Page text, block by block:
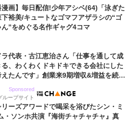
漫画】毎日配信!少年アシベ(64)「泳ぎた
下裕美/キュートなゴマフアザラシの“ゴ
ん”をめぐる名作ギャグ4コマ
ラ代表・古江恵治さん「仕事を通して成
、わくわくドキドキできる会社にした
えたんです」創業来9期増収&増益を続け
Sponsored
ループサイト
ーズアワードで喝采を浴びたシン・ミ
・ソンホ共演『海街チャチャチャ』真